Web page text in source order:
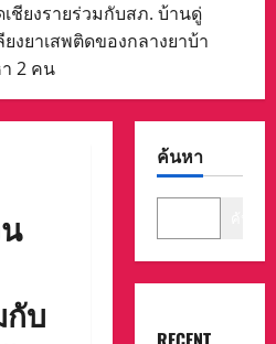
ชียงรายร่วมกับสภ. บ้านดู่
งยาเสพติดของกลางยาบ้า
2 คน
กับ
ค้นหา